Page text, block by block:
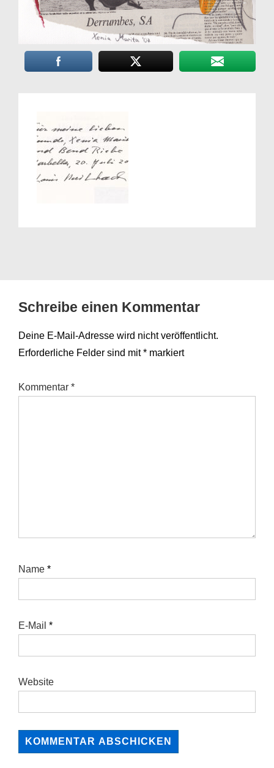
Schreibe einen Kommentar
Deine E-Mail-Adresse wird nicht veröffentlicht.
Erforderliche Felder sind mit* markiert
Kommentar *
Name *
E-Mail *
Website